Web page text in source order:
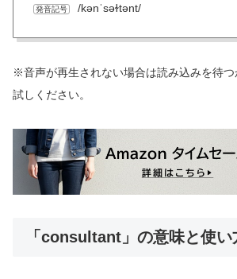
発音記号 /kənˈsəɫtənt/
※音声が再生されない場合は読み込みを待
試しください。
「consultant」の意味と使い